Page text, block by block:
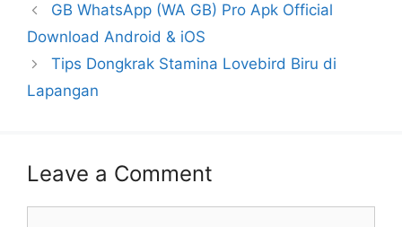
GB WhatsApp (WA GB) Pro Apk Official
Download Android & iOS
Tips Dongkrak Stamina Lovebird Biru di
Lapangan
Leave a Comment